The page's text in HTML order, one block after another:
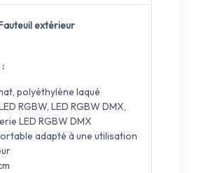
extérieur
polyéthylène laqué
RGBW, LED RGBW DMX,
LED RGBW DMX
adapté à une utilisation